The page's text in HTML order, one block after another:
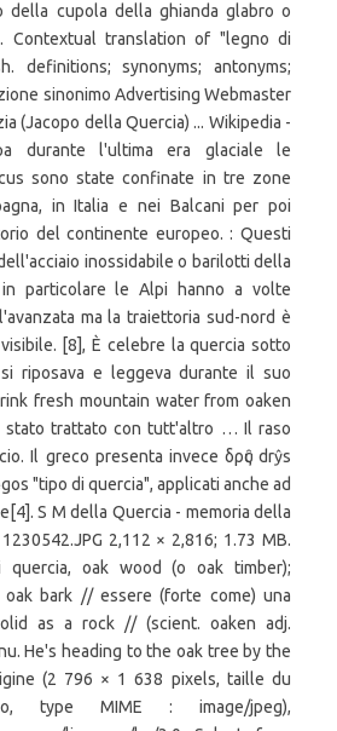
della cupola della ghianda glabro o
Contextual translation of "legno di
definitions; synonyms; antonyms;
sinonimo Advertising Webmaster
(Jacopo della Quercia) ... Wikipedia -
durante l'ultima era glaciale le
sono state confinate in tre zone
in Italia e nei Balcani per poi
del continente europeo. : Questi
inossidabile o barilotti della
particolare le Alpi hanno a volte
ma la traiettoria sud-nord è
[8], È celebre la quercia sotto
riposava e leggeva durante il suo
fresh mountain water from oaken
stato trattato con tutt'altro … Il raso
Il greco presenta invece δρῦς drŷs
"tipo di quercia", applicati anche ad
S M della Quercia - memoria della
2,112 × 2,816; 1.73 MB.
oak wood (o oak timber);
oak bark // essere (forte come) una
as a rock // (scient. oaken adj.
He's heading to the oak tree by the
‎(2 796 × 1 638 pixels, taille du
type MIME : image/jpeg),